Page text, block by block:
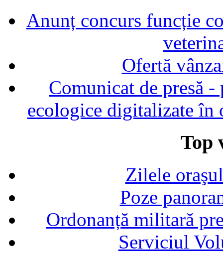
Anunț concurs funcție
Ofertă
Comunicat de presă
ecologice digitalizate în
Top
Zilele
Poze
Ordonanță militară
Serviciul